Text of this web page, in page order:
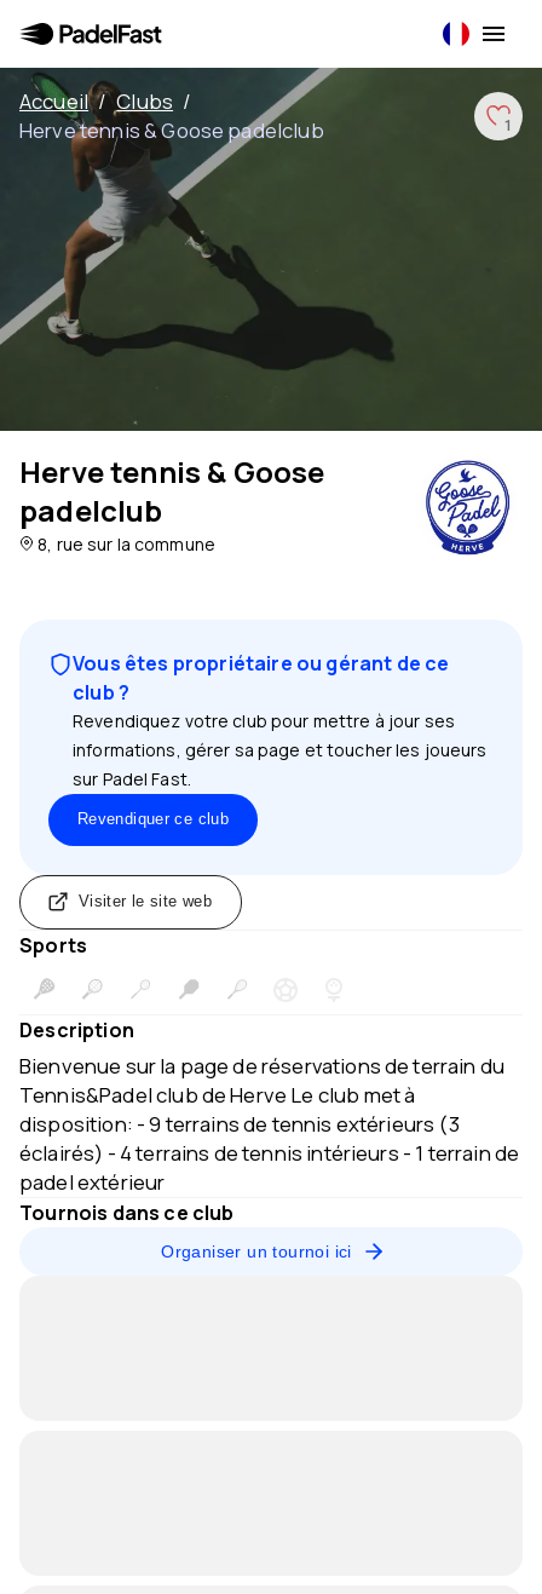
Accueil / Clubs /
Herve tennis & Goose padelclub
1
Herve tennis & Goose
padelclub
8, rue sur la commune
Vous êtes propriétaire ou gérant de ce
club ?
Revendiquez votre club pour mettre à jour ses
informations, gérer sa page et toucher les joueurs
sur Padel Fast.
Revendiquer ce club
Visiter le site web
Sports
Description
Bienvenue sur la page de réservations de terrain du
Tennis&Padel club de Herve Le club met à
disposition: - 9 terrains de tennis extérieurs (3
éclairés) - 4 terrains de tennis intérieurs - 1 terrain de
padel extérieur
Tournois dans ce club
Organiser un tournoi ici